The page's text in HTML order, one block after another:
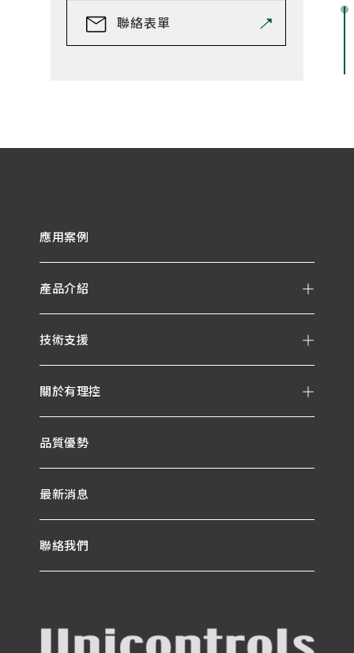
聯絡表單
應用案例
產品介紹
技術支援
關於有理控
品質優勢
最新消息
聯絡我們